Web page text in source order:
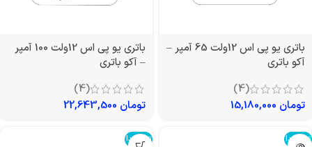
باتری یو پی اس 12ولت 65 آمپر –
آکو باتری
(4)
تومان
باتری یو پی اس 12ولت 100 آمپر
– آکو باتری
(4)
تومان
تمام شد! تمام شد!